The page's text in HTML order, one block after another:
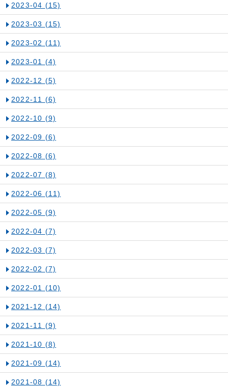
2023-04 (15)
2023-03 (15)
2023-02 (11)
2023-01 (4)
2022-12 (5)
2022-11 (6)
2022-10 (9)
2022-09 (6)
2022-08 (6)
2022-07 (8)
2022-06 (11)
2022-05 (9)
2022-04 (7)
2022-03 (7)
2022-02 (7)
2022-01 (10)
2021-12 (14)
2021-11 (9)
2021-10 (8)
2021-09 (14)
2021-08 (14)